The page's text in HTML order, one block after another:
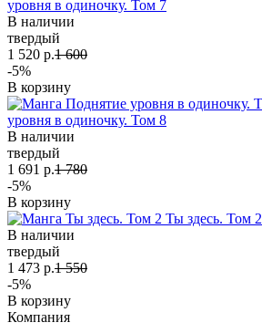
уровня в одиночку. Том 7
В наличии
твердый
1 520 р.1 600
-5%
В корзину
уровня в одиночку. Том 8
В наличии
твердый
1 691 р.1 780
-5%
В корзину
Ты здесь. Том 2
В наличии
твердый
1 473 р.1 550
-5%
В корзину
Компания